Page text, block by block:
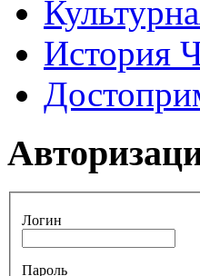
История
Логин
Пароль